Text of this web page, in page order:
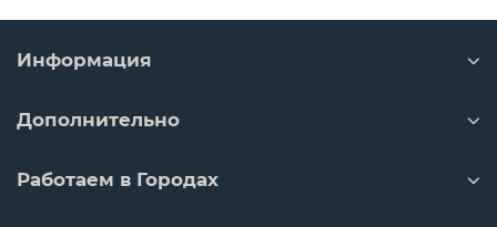
Информация
Дополнительно
Работаем в Городах